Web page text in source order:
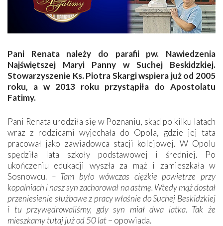
Pani Renata należy do parafii pw. Nawiedzenia
Najświętszej Maryi Panny w Suchej Beskidzkiej.
Stowarzyszenie Ks. Piotra Skargi wspiera już od 2005
roku, a w 2013 roku przystąpiła do Apostolatu
Fatimy.
Pani Renata urodziła się w Poznaniu, skąd po kilku latach
wraz z rodzicami wyjechała do Opola, gdzie jej tata
pracował jako zawiadowca stacji kolejowej. W Opolu
spędziła lata szkoły podstawowej i średniej. Po
ukończeniu edukacji wyszła za mąż i zamieszkała w
Sosnowcu. – Tam było wówczas ciężkie powietrze przy
kopalniach i nasz syn zachorował na astmę. Wtedy mąż dostał
przeniesienie służbowe z pracy właśnie do Suchej Beskidzkiej
i tu przywędrowaliśmy, gdy syn miał dwa latka. Tak że
mieszkamy tutaj już od 50 lat– opowiada.